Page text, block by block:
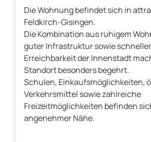
Die Wohnung befindet sich in
Feldkirch-Gisingen.
Die Kombination aus ruhigem
guter Infrastruktur sowie schneller
Erreichbarkeit der Innenstadt
Standort besonders begehrt.
Schulen, Einkaufsmöglichkeiten,
Verkehrsmittel sowie zahlreiche
Freizeitmöglichkeiten befinden
angenehmer Nähe.